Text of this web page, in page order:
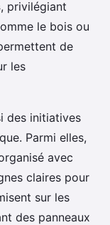
, privilégiant
le bois ou
de
les
des initiatives
Parmi elles,
avec
claires pour
sur les
des panneaux